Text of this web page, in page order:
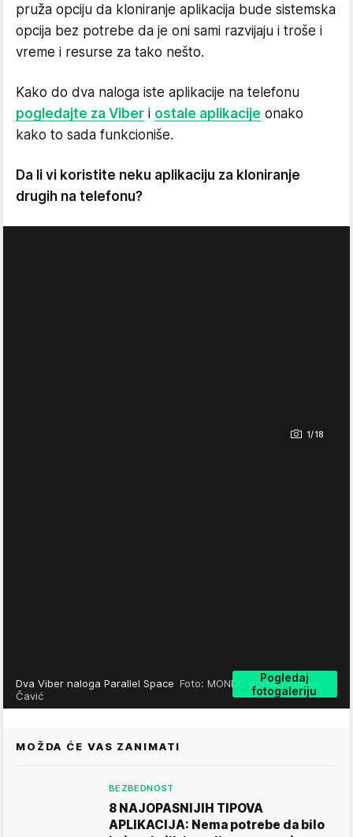
pruža opciju da kloniranje aplikacija bude sistemska
opcija bez potrebe da je oni sami razvijaju i troše i
vreme i resurse za tako nešto.
Kako do dva naloga iste aplikacije na telefonu
pogledajte za Viber i ostale aplikacije onako
kako to sada funkcioniše.
Da li vi koristite neku aplikaciju za kloniranje
drugih na telefonu?
1/18
Pogledaj
fotogaleriju
Dva Viber naloga Parallel Space Foto: MONDO portal / Marko
Čavić
MOŽDA ĆE VAS ZANIMATI
BEZBEDNOST
8 NAJOPASNIJIH TIPOVA
APLIKACIJA: Nema potrebe da bilo